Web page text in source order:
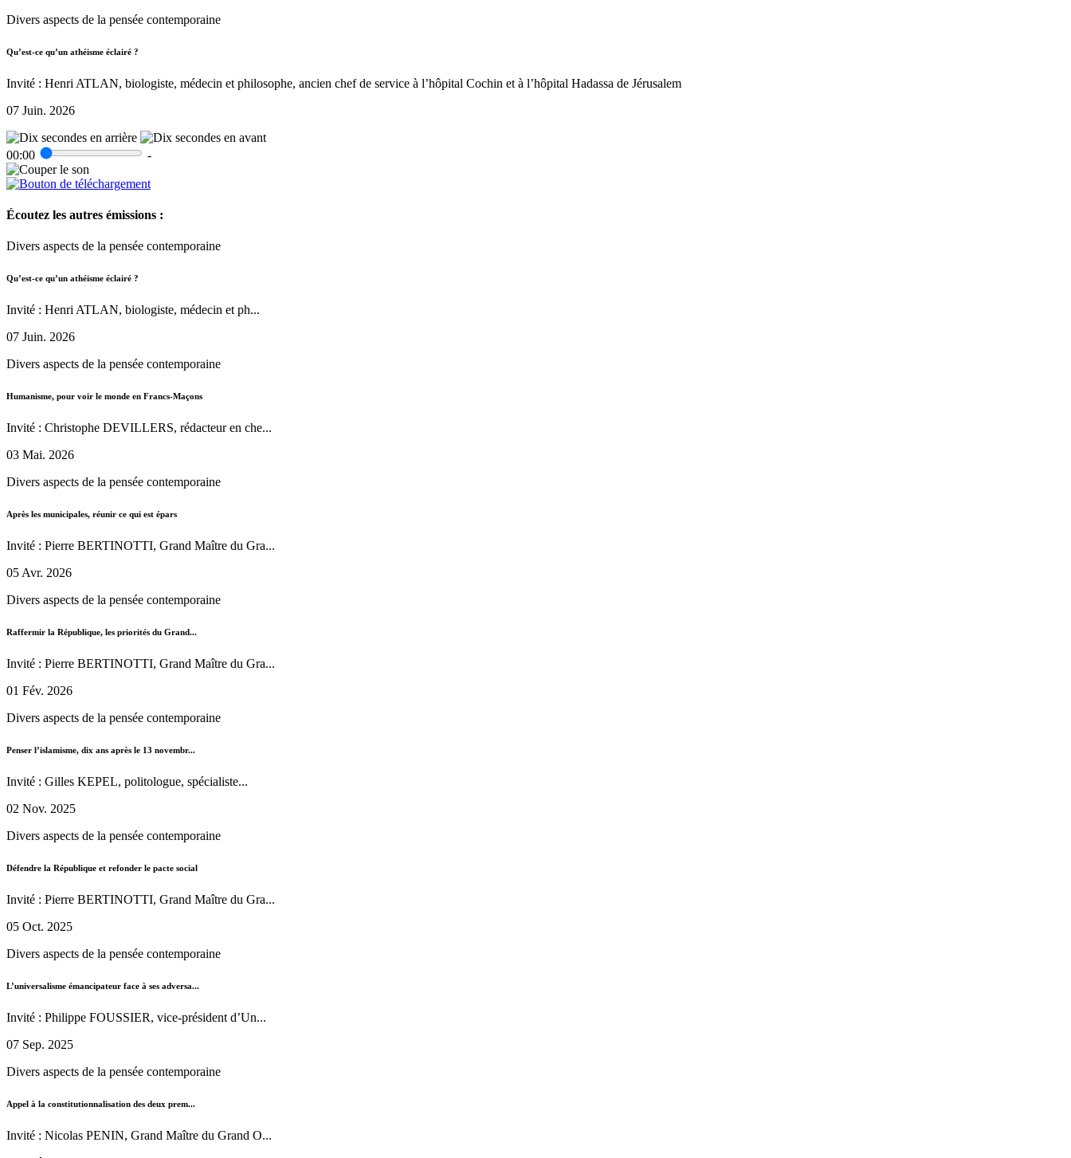
Divers aspects de la pensée contemporaine
Qu’est-ce qu’un athéisme éclairé ?
Invité : Henri ATLAN, biologiste, médecin et philosophe, ancien chef de service à l’hôpital Cochin et à l’hôpital Hadassa de Jérusalem
07 Juin. 2026
00:00 -
Écoutez les autres émissions :
Divers aspects de la pensée contemporaine
Qu’est-ce qu’un athéisme éclairé ?
Invité : Henri ATLAN, biologiste, médecin et ph...
07 Juin. 2026
Divers aspects de la pensée contemporaine
Humanisme, pour voir le monde en Francs-Maçons
Invité : Christophe DEVILLERS, rédacteur en che...
03 Mai. 2026
Divers aspects de la pensée contemporaine
Après les municipales, réunir ce qui est épars
Invité : Pierre BERTINOTTI, Grand Maître du Gra...
05 Avr. 2026
Divers aspects de la pensée contemporaine
Raffermir la République, les priorités du Grand...
Invité : Pierre BERTINOTTI, Grand Maître du Gra...
01 Fév. 2026
Divers aspects de la pensée contemporaine
Penser l’islamisme, dix ans après le 13 novembr...
Invité : Gilles KEPEL, politologue, spécialiste...
02 Nov. 2025
Divers aspects de la pensée contemporaine
Défendre la République et refonder le pacte social
Invité : Pierre BERTINOTTI, Grand Maître du Gra...
05 Oct. 2025
Divers aspects de la pensée contemporaine
L’universalisme émancipateur face à ses adversa...
Invité : Philippe FOUSSIER, vice-président d’Un...
07 Sep. 2025
Divers aspects de la pensée contemporaine
Appel à la constitutionnalisation des deux prem...
Invité : Nicolas PENIN, Grand Maître du Grand O...